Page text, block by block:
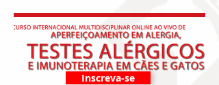
Inscreva-se